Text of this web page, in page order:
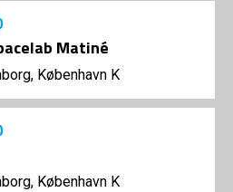
Matiné
København K
København K